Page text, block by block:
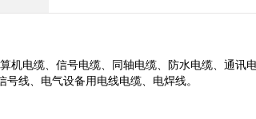
机电缆、信号电缆、同轴电缆、防水电缆、通讯
线、电气设备用电线电缆、电焊线。